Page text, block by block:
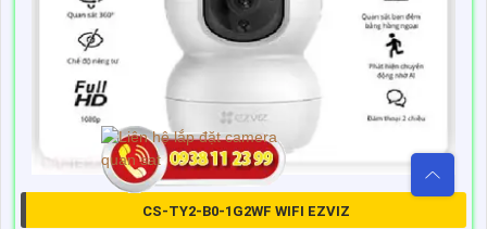
CS-TY2-B0-1G2WF WIFI EZVIZ